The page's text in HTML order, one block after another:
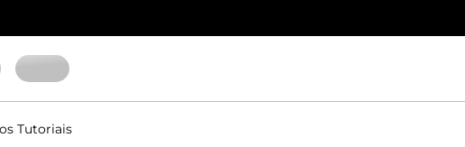
Tutoriais